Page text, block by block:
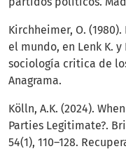
Kirchheimer, O.
el mundo, en Lenk K. y
sociología critica de
Anagrama.
Kölln, A.K. (2024).
Parties Legitimate?.
54(1), 110–128.